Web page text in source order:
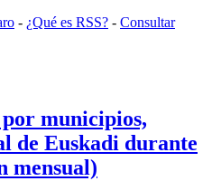
- ¿Qué es RSS? - Consultar
municipios,
de Euskadi durante
mensual)